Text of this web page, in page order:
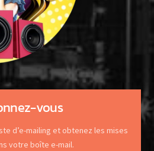
vous
d’e-mailing et obtenez les mises
votre boîte e-mail.